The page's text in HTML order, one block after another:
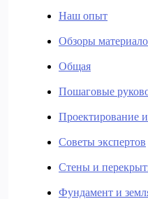
Наш опыт
Обзоры
Общая
Пошаговые
Проектирование
Советы экспертов
Стены и
Фундамент и